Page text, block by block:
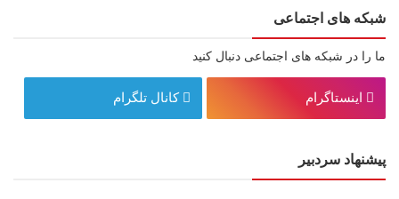
شبکه های اجتماعی
ما را در شبکه های اجتماعی دنبال کنید
اینستاگرام کانال تلگرام
پیشنهاد سردبیر